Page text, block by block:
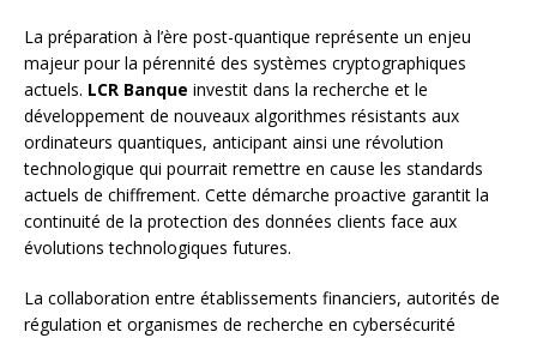
La préparation à l’ère post-quantique représente un enjeu
majeur pour la pérennité des systèmes cryptographiques
actuels. LCR Banque investit dans la recherche et le
développement de nouveaux algorithmes résistants aux
ordinateurs quantiques, anticipant ainsi une révolution
technologique qui pourrait remettre en cause les standards
actuels de chiffrement. Cette démarche proactive garantit la
continuité de la protection des données clients face aux
évolutions technologiques futures.
La collaboration entre établissements financiers, autorités de
régulation et organismes de recherche en cybersécurité